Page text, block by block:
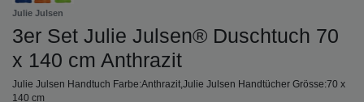
Julie Julsen
3er Set Julie Julsen® Duschtuch 70
x 140 cm Anthrazit
Julie Julsen Handtuch Farbe:Anthrazit,Julie Julsen Handtücher Grösse:70 x
140 cm